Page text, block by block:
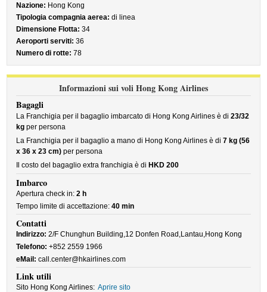
Nazione: Hong Kong
Tipologia compagnia aerea: di linea
Dimensione Flotta: 34
Aeroporti serviti: 36
Numero di rotte: 78
Informazioni sui voli Hong Kong Airlines
Bagagli
La Franchigia per il bagaglio imbarcato di Hong Kong Airlines è di23/32
kg per persona
La Franchigia per il bagaglio a mano di Hong Kong Airlines è di7 kg (56
x 36 x 23 cm) per persona
Il costo del bagaglio extra franchigia è di HKD 200
Imbarco
Apertura check in:2 h
Tempo limite di accettazione:40 min
Contatti
Indirizzo: 2/F Chunghun Building,12 Donfen Road,Lantau,Hong Kong
Telefono: +852 2559 1966
eMail: call.center@hkairlines.com
Link utili
Sito Hong Kong Airlines: Aprire sito